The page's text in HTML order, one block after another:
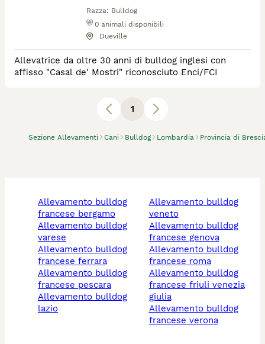
Sezione Allevamenti Cani Bulldog Lombardia Provincia di
Razza: Bulldog
0 animali disponibili
Dueville
Allevatrice da oltre 30 anni di bulldog inglesi con
affisso "Casal de' Mostri" riconosciuto Enci/FCI
1
allevamento bulldog
francese bergamo
allevamento bulldog
varese
allevamento bulldog
francese ferrara
allevamento bulldog
francese pescara
allevamento bulldog
lazio
allevamento bulldog
veneto
allevamento bulldog
francese genova
allevamento bulldog
francese roma
allevamento bulldog
francese friuli venezia
giulia
allevamento bulldog
francese verona